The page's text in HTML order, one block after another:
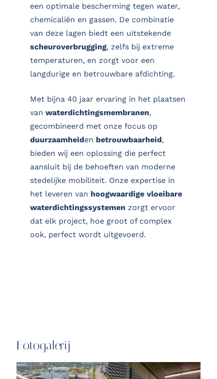
een optimale bescherming tegen water,
chemicaliën en gassen. De combinatie
van deze lagen biedt een uitstekende
scheuroverbrugging, zelfs bij extreme
temperaturen, en zorgt voor een
langdurige en betrouwbare afdichting.
Met bijna 40 jaar ervaring in het plaatsen
vanwaterdichtingsmembranen,
gecombineerd met onze focus op
duurzaamheiden betrouwbaarheid,
bieden wij een oplossing die perfect
aansluit bij de behoeften van moderne
stedelijke mobiliteit. Onze expertise in
het leveren van hoogwaardige vloeibare
waterdichtingssystemen zorgt ervoor
dat elk project, hoe groot of complex
ook, perfect wordt uitgevoerd.
Fotogalerij